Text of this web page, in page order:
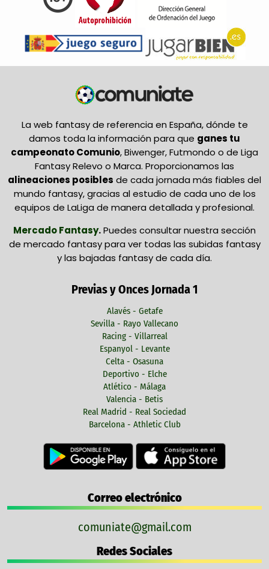
La web fantasy de referencia en España, dónde te
damos toda la información para que ganes tu
campeonato Comunio, Biwenger, Futmondo o de Liga
Fantasy Relevo o Marca. Proporcionamos las
alineaciones posibles de cada jornada más fiables del
mundo fantasy, gracias al estudio de cada uno de los
equipos de LaLiga de manera detallada y profesional.
Mercado Fantasy.Puedes consultar nuestra sección
de mercado fantasy para ver todas las subidas fantasy
y las bajadas fantasy de cada día.
Previas y Onces Jornada 1
Alavés - Getafe
Sevilla - Rayo Vallecano
Racing - Villarreal
Espanyol - Levante
Celta - Osasuna
Deportivo - Elche
Atlético - Málaga
Valencia - Betis
Real Madrid - Real Sociedad
Barcelona - Athletic Club
Correo electrónico
comuniate@gmail.com
Redes Sociales